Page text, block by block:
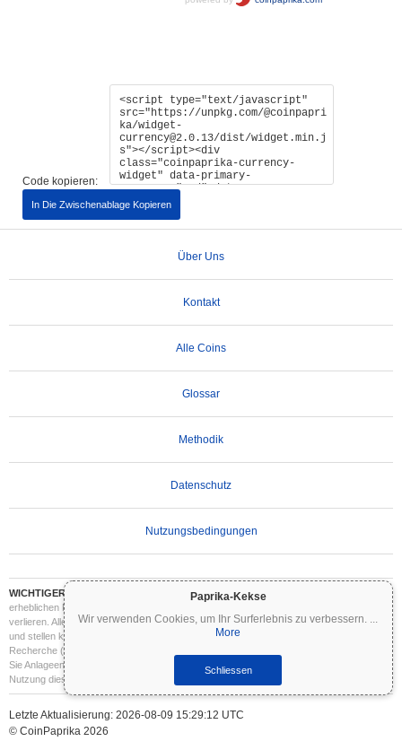
Paprika-Kekse
Wir verwenden Cookies, um Ihr Surferlebnis zu verbessern. ...
More
Schliessen
Code kopieren:
In Die Zwischenablage Kopieren
Über Uns
Kontakt
Alle Coins
Glossar
Methodik
Datenschutz
Nutzungsbedingungen
WICHTIGER HAFTUNGSAUSSCHLUSS:Kryptowährungen sind hochvolatil und mit
erheblichen Risiken verbunden. Sie können einen Teil oder Ihre gesamte Investition
verlieren. Alle Informationen auf Coinpaprika dienen ausschließlich Informationszwecken
und stellen keine Finanz- oder Anlageberatung dar. Führen Sie stets Ihre eigene
Recherche (DYOR) durch und konsultieren Sie einen qualifizierten Finanzberater, bevor
Sie Anlageentscheidungen treffen. Coinpaprika haftet nicht für Verluste, die aus der
Nutzung dieser Informationen entstehen.
Letzte Aktualisierung: 2026-08-09 15:29:12 UTC
© CoinPaprika 2026